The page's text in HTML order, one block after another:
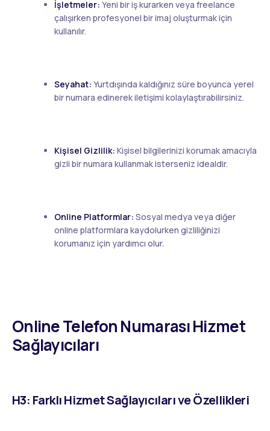
İşletmeler: Yeni bir iş kurarken veya freelance
çalışırken profesyonel bir imaj oluşturmak için
kullanılır.
Seyahat: Yurtdışında kaldığınız süre boyunca yerel
bir numara edinerek iletişimi kolaylaştırabilirsiniz.
Kişisel Gizlilik: Kişisel bilgilerinizi korumak amacıyla
gizli bir numara kullanmak isterseniz idealdir.
Online Platformlar: Sosyal medya veya diğer
online platformlara kaydolurken gizliliğinizi
korumanız için yardımcı olur.
Online Telefon Numarası Hizmet
Sağlayıcıları
H3: Farklı Hizmet Sağlayıcıları ve Özellikleri